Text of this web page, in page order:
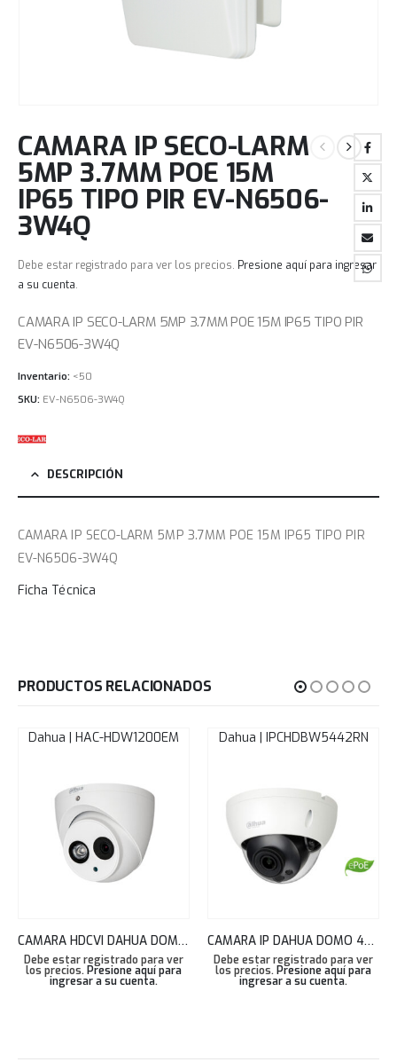
CAMARA IP SECO-LARM
5MP 3.7MM POE 15M
IP65 TIPO PIR EV-N6506-
3W4Q
Debe estar registrado para ver los precios. Presione aquí para ingresar
a su cuenta.
CAMARA IP SECO-LARM 5MP 3.7MM POE 15M IP65 TIPO PIR
EV-N6506-3W4Q
Inventario: <50
SKU: EV-N6506-3W4Q
DESCRIPCIÓN
CAMARA IP SECO-LARM 5MP 3.7MM POE 15M IP65 TIPO PIR
EV-N6506-3W4Q
Ficha Técnica
PRODUCTOS RELACIONADOS
Dahua | HAC-HDW1200EM
CAMARA HDCVI DAHUA DOMO 1080 P 2.8MM 50 MTS SMART IR METAL, IP67 AUDIO HAC-HDW1200EMN-A
Debe estar registrado para ver
los precios. Presione aquí para
ingresar a su cuenta.
Dahua | IPCHDBW5442RN
CAMARA IP DAHUA DOMO 4MP PRO 3.6MM AI FULL-COLOR WIZMIND IP67 IK10 SD IPC-HDBW5442RN-ASE-NI
Debe estar registrado para ver
los precios. Presione aquí para
ingresar a su cuenta.